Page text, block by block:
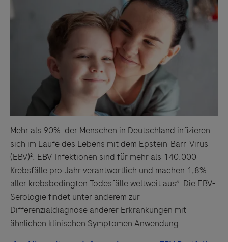
Mehr als 90% der Menschen in Deutschland infizieren
sich im Laufe des Lebens mit dem Epstein-Barr-Virus
(EBV)². EBV-Infektionen sind für mehr als 140.000
Krebsfälle pro Jahr verantwortlich und machen 1,8%
aller krebsbedingten Todesfälle weltweit aus³. Die EBV-
Serologie findet unter anderem zur
Differenzialdiagnose anderer Erkrankungen mit
ähnlichen klinischen Symptomen Anwendung.